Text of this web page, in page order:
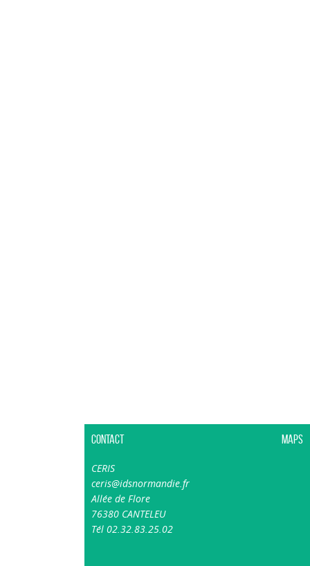
Contact
CERIS
ceris@idsnormandie.fr
Allée de Flore
76380 CANTELEU
Tél 02.32.83.25.02
Maps